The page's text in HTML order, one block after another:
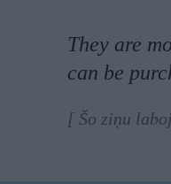
They are
can be
[ Šo ziņu